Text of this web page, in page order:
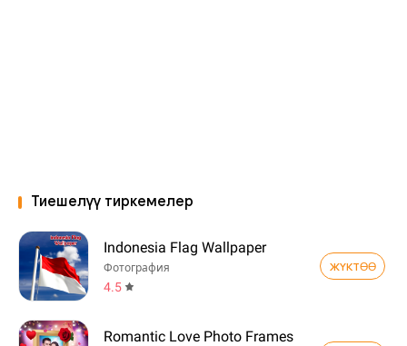
Тиешелүү тиркемелер
Indonesia Flag Wallpaper
Фотография
4.5
ЖҮКТӨӨ
Romantic Love Photo Frames